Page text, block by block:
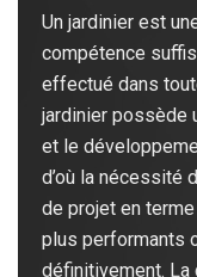
Un jardinier est
compétence
effectué dans
jardinier possède
et le
d’où la nécessité
de projet en
plus performants
définitivement. La